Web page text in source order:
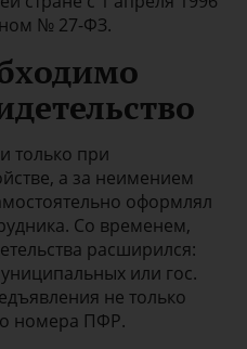
№ 27-ФЗ.
только при
а за неимением
оформлял
Со временем,
расширился:
или гос.
не только
номера ПФР.